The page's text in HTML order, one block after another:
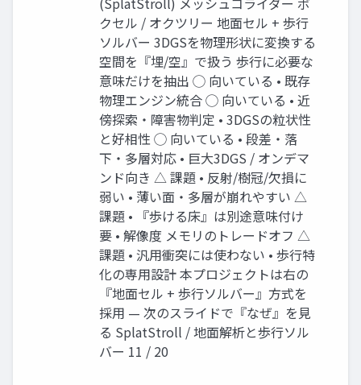
クセル / オクツリー 地面セル + 歩行
ソルバー 3DGSを物理形状に変換する
空間を『埋/空』で扱う 歩行に必要な
意味だけを抽出 ◯ 向いている • 既存
物理エンジン統合 ◯ 向いている • 近
傍探索・障害物判定 • 3DGSの粒状性
と好相性 ◯ 向いている • 段差・落
下・多層対応 • 巨大3DGS / オンデマ
ンド向き △ 課題 • 反射/樹冠/欠損に
弱い • 薄い面・多層が崩れやすい △
課題 • 『歩ける床』は別途意味付け
要 • 解像度 メモリのトレードオフ △
課題 • 汎用衝突には使わない • 歩行特
化の専用設計 本プロジェクトは右の
『地面セル + 歩行ソルバー』方式を
採用 — 次のスライドで『なぜ』を見
る SplatStroll / 地面解析と歩行ソル
バー 11 / 20